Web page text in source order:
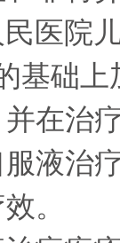
医院
基础
在治
液治
。